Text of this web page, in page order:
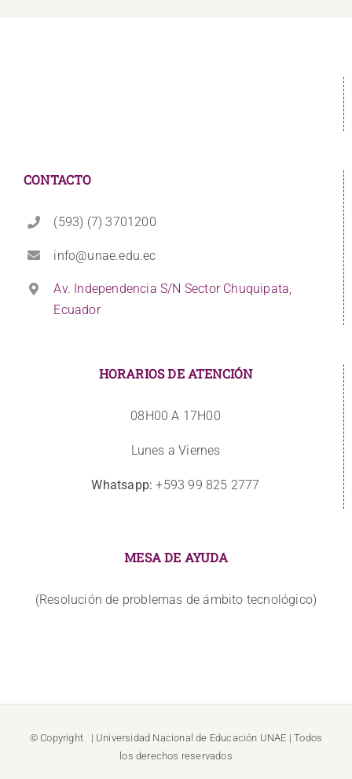
CONTACTO
(593) (7) 3701200
info@unae.edu.ec
Av. Independencia S/N Sector Chuquipata,
Ecuador
HORARIOS DE ATENCIÓN
08H00 A 17H00
Lunes a Viernes
Whatsapp: +593 99 825 2777
MESA DE AYUDA
(Resolución de problemas de ámbito tecnológico)
© Copyright | Universidad Nacional de Educación UNAE | Todos
los derechos reservados